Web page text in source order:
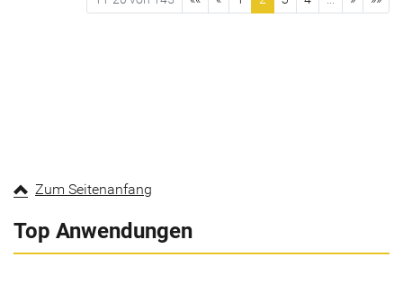
Zum Seitenanfang
Top Anwendungen